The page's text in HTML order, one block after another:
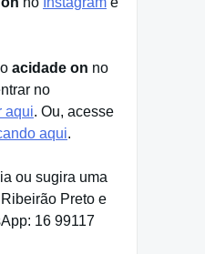
acidade on no
no
aqui. Ou, acesse
aqui.
ou sugira uma
Preto e
16 99117